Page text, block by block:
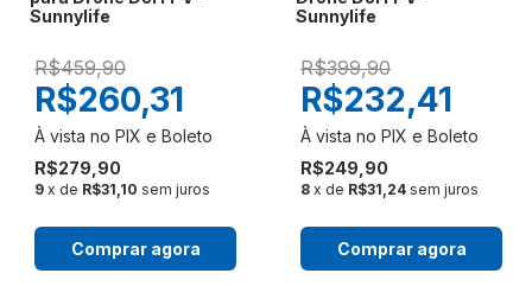
Sunnylife
R$459,90
R$279,90
R$260,31
9 x de R$31,10 sem juros
Comprar agora
Sunnylife
R$399,90
R$249,90
R$232,41
8 x de R$31,24 sem juros
Comprar agora